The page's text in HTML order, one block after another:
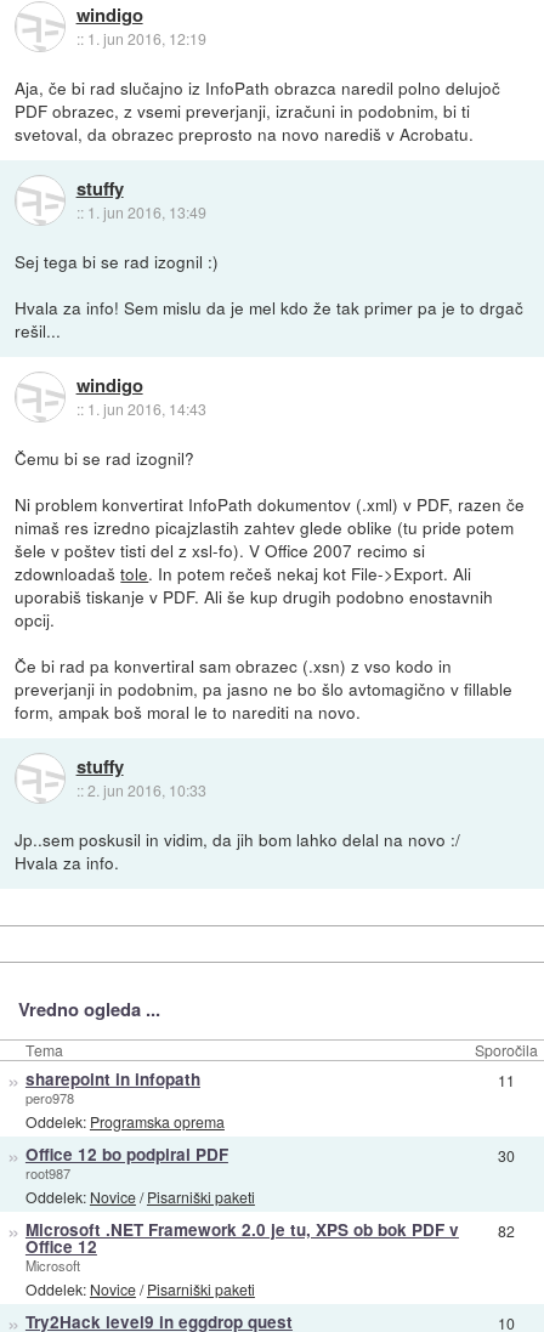
windigo
:: 1. jun 2016, 12:19
Aja, če bi rad slučajno iz InfoPath obrazca naredil polno delujoč
PDF obrazec, z vsemi preverjanji, izračuni in podobnim, bi ti
svetoval, da obrazec preprosto na novo narediš v Acrobatu.
stuffy
:: 1. jun 2016, 13:49
Sej tega bi se rad izognil :)
Hvala za info! Sem mislu da je mel kdo že tak primer pa je to drgač
rešil...
windigo
:: 1. jun 2016, 14:43
Čemu bi se rad izognil?
Ni problem konvertirat InfoPath dokumentov (.xml) v PDF, razen če
nimaš res izredno picajzlastih zahtev glede oblike (tu pride potem
šele v poštev tisti del z xsl-fo). V Office 2007 recimo si
zdownloadaštole. In potem rečeš nekaj kot File->Export. Ali
uporabiš tiskanje v PDF. Ali še kup drugih podobno enostavnih
opcij.
Če bi rad pa konvertiral sam obrazec (.xsn) z vso kodo in
preverjanji in podobnim, pa jasno ne bo šlo avtomagično v fillable
form, ampak boš moral le to narediti na novo.
stuffy
::2. jun 2016, 10:33
Jp..sem poskusil in vidim, da jih bom lahko delal na novo :/
Hvala za info.
Vredno ogleda ...
Tema Sporočila
» sharepoint in infopath
pero978
Oddelek: Programska oprema
11
» Office 12 bo podpiral PDF
root987
Oddelek: Novice/Pisarniški paketi
30
» Microsoft .NET Framework 2.0 je tu, XPS ob bok PDF v
Office 12
Microsoft
Oddelek: Novice/Pisarniški paketi
82
» Try2Hack level9 in eggdrop quest 10